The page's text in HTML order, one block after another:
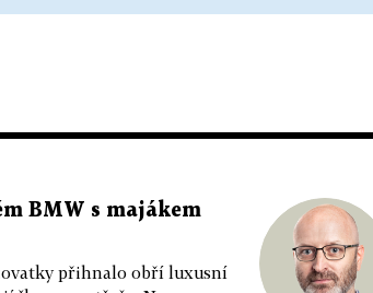
BMW s majákem
přihnalo obří luxusní